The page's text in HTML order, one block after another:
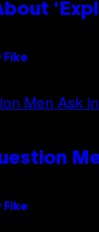
Fike
Fike